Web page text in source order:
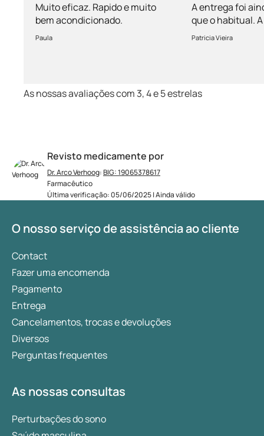
Revisto medicamente por
Dr. Arco Verhoog:BIG: 19065378617
Farmacêutico
Última verificação: 05/06/2025 | Ainda válido
Muito eficaz. Rapido e muito
bem acondicionado.
Paula
A entrega foi
que o habitual.
vem bem
Patricia Vieira
As nossas avaliações com 3, 4 e 5 estrelas
O nosso serviço de assistência ao cliente
Contact
Fazer uma encomenda
Pagamento
Entrega
Cancelamentos, trocas e devoluções
Diversos
Perguntas frequentes
As nossas consultas
Perturbações do sono